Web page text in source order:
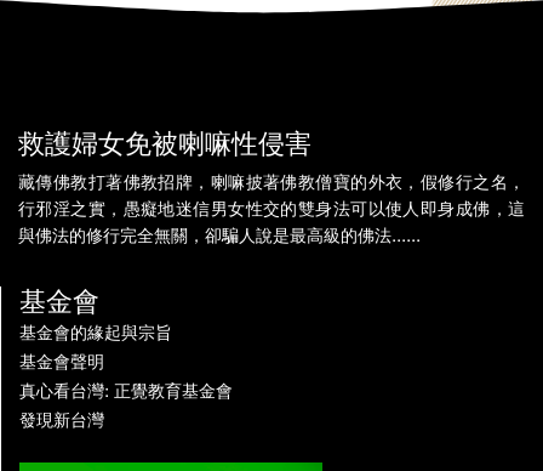
救護婦女免被喇嘛性侵害
藏傳佛教打著佛教招牌，喇嘛披著佛教僧寶的外衣，假修行之名，
行邪淫之實，愚癡地迷信男女性交的雙身法可以使人即身成佛，這
與佛法的修行完全無關，卻騙人說是最高級的佛法......
基金會
基金會的緣起與宗旨
基金會聲明
真心看台灣: 正覺教育基金會
發現新台灣